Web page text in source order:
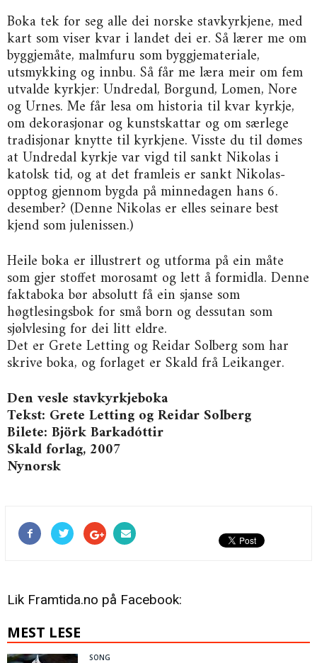
Boka tek for seg alle dei norske stavkyrkjene, med
kart som viser kvar i landet dei er. Så lærer me om
byggjemåte, malmfuru som byggjemateriale,
utsmykking og innbu. Så får me læra meir om fem
utvalde kyrkjer: Undredal, Borgund, Lomen, Nore
og Urnes. Me får lesa om historia til kvar kyrkje,
om dekorasjonar og kunstskattar og om særlege
tradisjonar knytte til kyrkjene. Visste du til dømes
at Undredal kyrkje var vigd til sankt Nikolas i
katolsk tid, og at det framleis er sankt Nikolas-
opptog gjennom bygda på minnedagen hans 6.
desember? (Denne Nikolas er elles seinare best
kjend som julenissen.)
Heile boka er illustrert og utforma på ein måte
som gjer stoffet morosamt og lett å formidla. Denne
faktaboka bør absolutt få ein sjanse som
høgtlesingsbok for små born og dessutan som
sjølvlesing for dei litt eldre.
Det er Grete Letting og Reidar Solberg som har
skrive boka, og forlaget er Skald frå Leikanger.
Den vesle stavkyrkjeboka
Tekst: Grete Letting og Reidar Solberg
Bilete: Björk Barkadóttir
Skald forlag, 2007
Nynorsk
Lik Framtida.no på Facebook:
MEST LESE
SONG